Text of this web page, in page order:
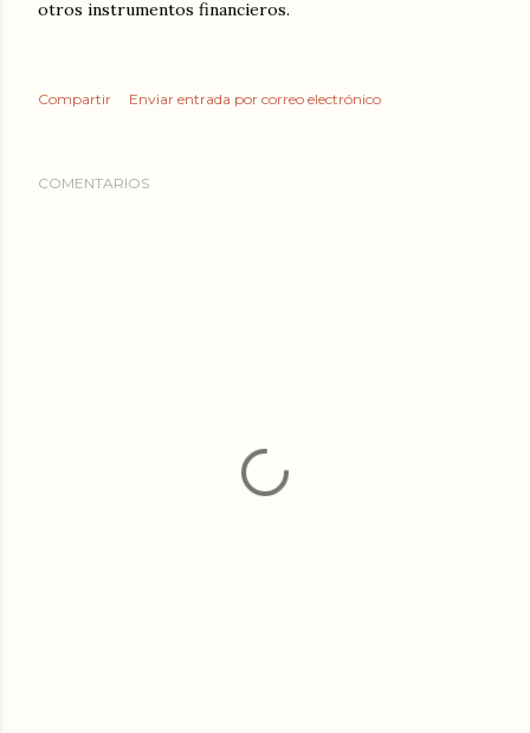
otros instrumentos financieros.
Compartir Enviar entrada por correo electrónico
COMENTARIOS